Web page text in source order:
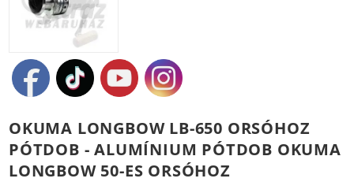
OKUMA LONGBOW LB-650 ORSÓHOZ
PÓTDOB - ALUMÍNIUM PÓTDOB OKUMA
LONGBOW 50-ES ORSÓHOZ